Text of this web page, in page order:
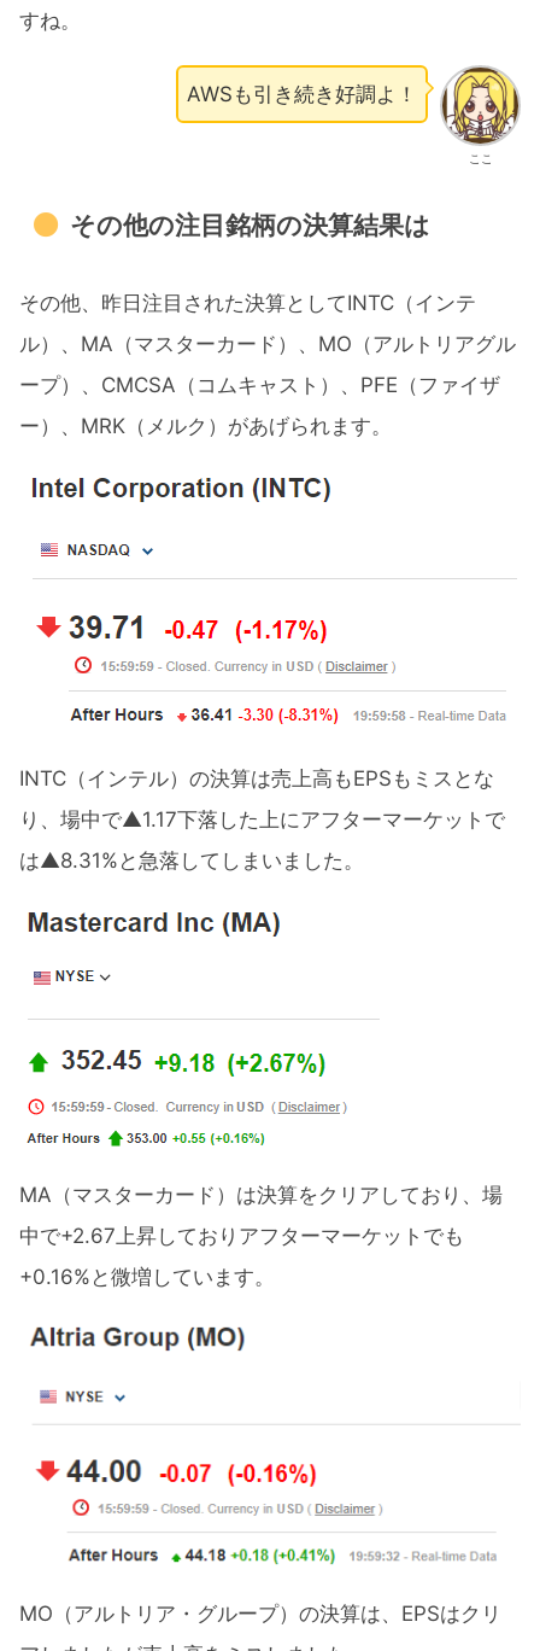
すね。
ここ
AWSも引き続き好調よ！
その他の注目銘柄の決算結果は
その他、昨日注目された決算としてINTC（インテ
ル）、MA（マスターカード）、MO（アルトリアグル
ープ）、CMCSA（コムキャスト）、PFE（ファイザ
ー）、MRK（メルク）があげられます。
INTC（インテル）の決算は売上高もEPSもミスとな
り、場中で▲1.17下落した上にアフターマーケットで
は▲8.31%と急落してしまいました。
MA（マスターカード）は決算をクリアしており、場
中で+2.67上昇しておりアフターマーケットでも
+0.16%と微増しています。
MO（アルトリア・グループ）の決算は、EPSはクリ